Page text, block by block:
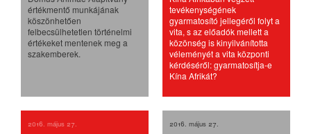
értékmentő munkájának
köszönhetően
felbecsülhetetlen történelmi
értékeket mentenek meg a
szakemberek.
tevékenységének
gyarmatosító jellegéről folyt a
vita, s az előadók mellett a
közönség is kinyilvánította
véleményét a vita központi
kérdéséről: gyarmatosítja-e
Kína Afrikát?
2016. május 27. 2016. május 27.